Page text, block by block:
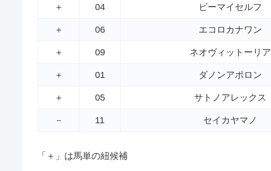
＋ 04 ビーマイセルフ
＋ 06 エコロカナワン
＋ 09 ネオヴィットーリア
＋ 01 ダノンアポロン
＋ 05 サトノアレックス
－ 11 セイカヤマノ
「＋」は馬単の紐候補